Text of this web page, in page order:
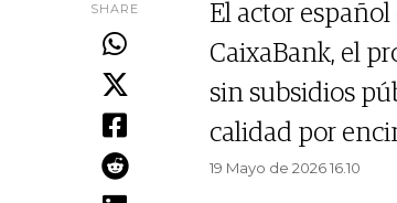
SHARE
El actor
CaixaBank, el
sin subsidios
calidad por
19 Mayo de 2026 16.10